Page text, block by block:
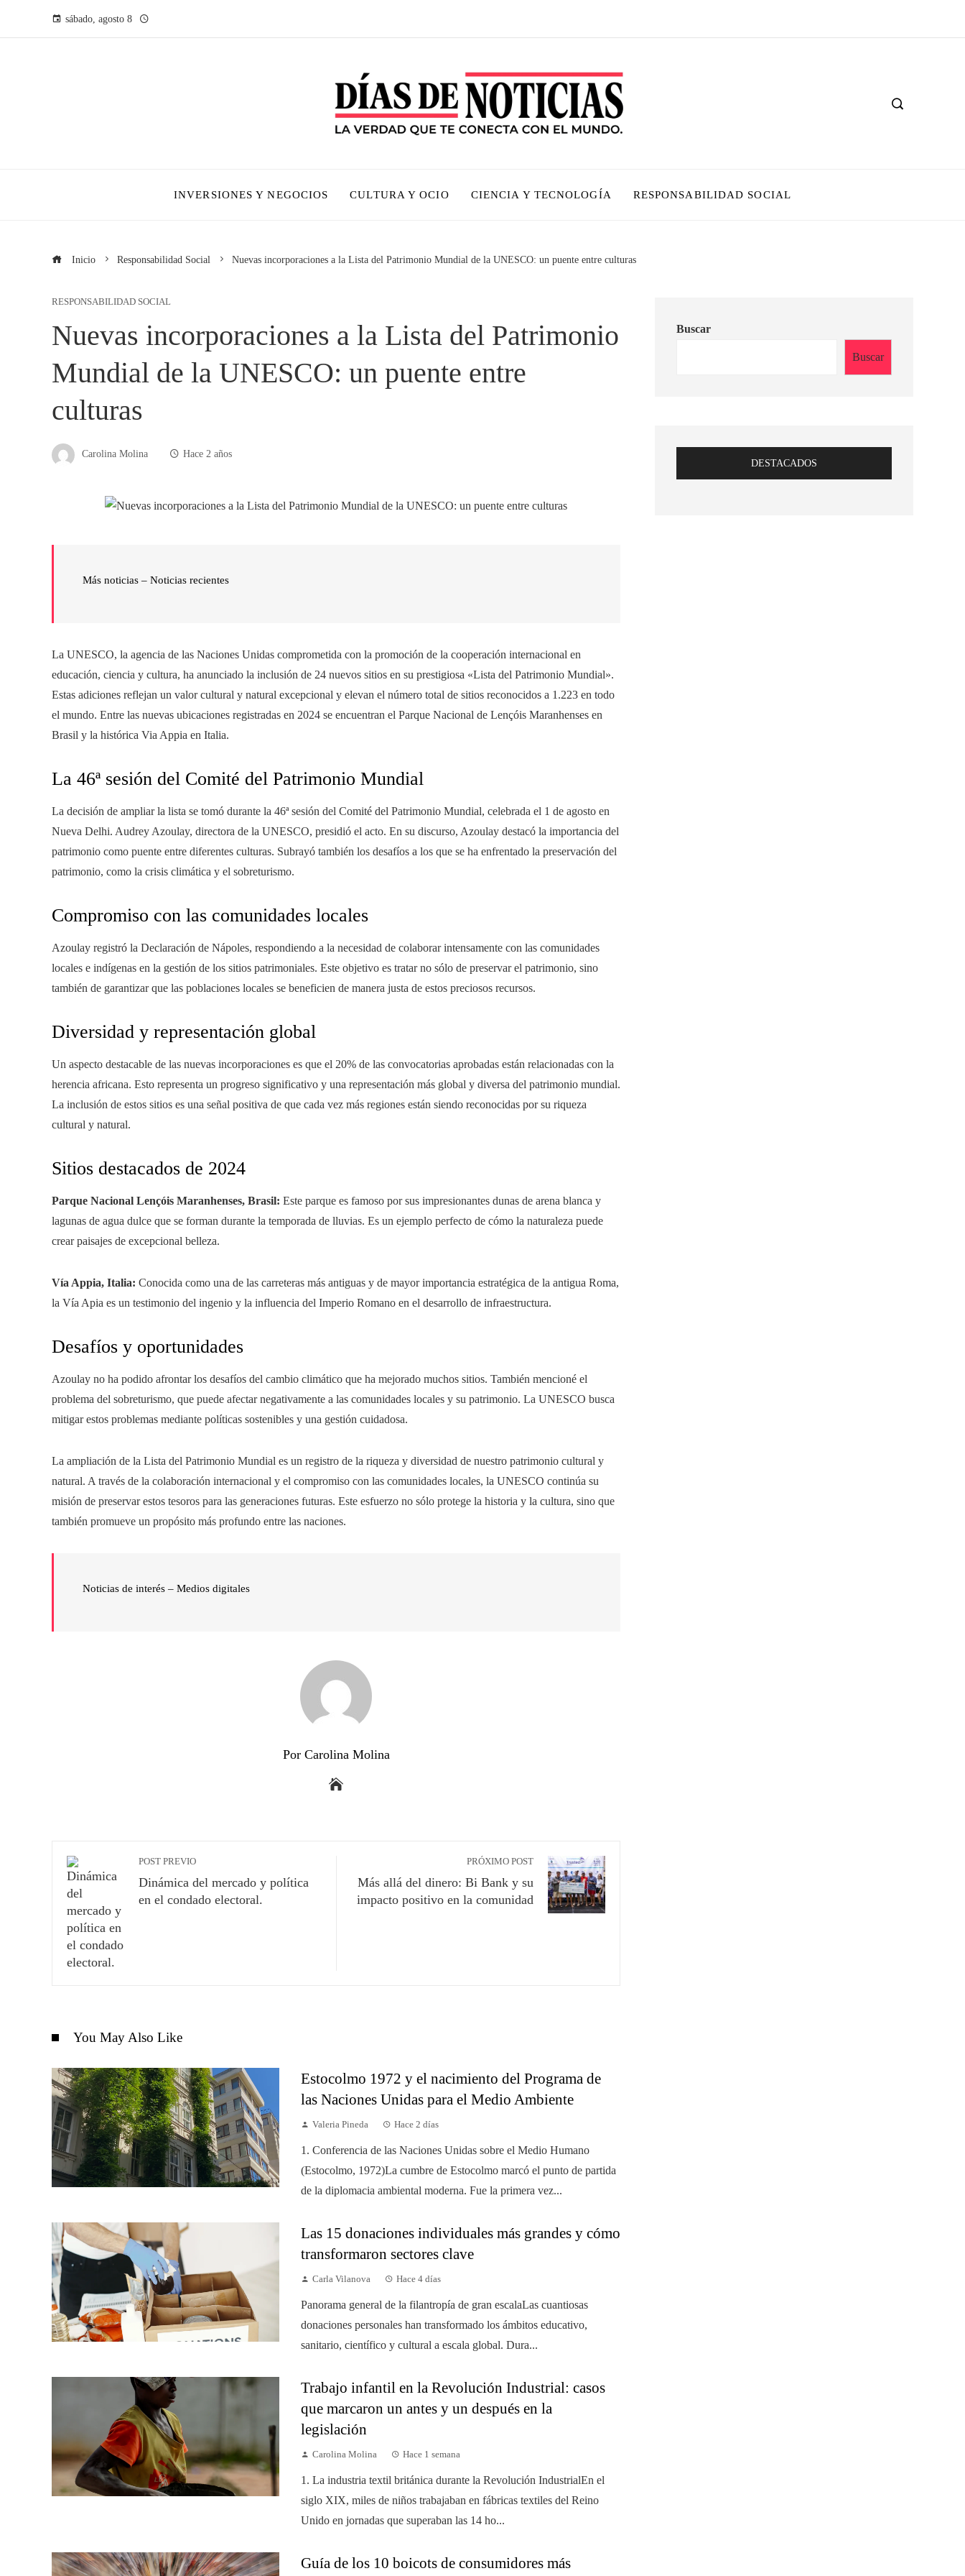
sábado, agosto 8
INVERSIONES Y NEGOCIOS CULTURA Y OCIO CIENCIA Y TECNOLOGÍA RESPONSABILIDAD SOCIAL
Inicio Responsabilidad Social Nuevas incorporaciones a la Lista del Patrimonio Mundial de la UNESCO: un puente entre culturas
RESPONSABILIDAD SOCIAL
Nuevas incorporaciones a la Lista del Patrimonio
Mundial de la UNESCO: un puente entre
culturas
Carolina Molina Hace 2 años
Más noticias – Noticias recientes
La UNESCO, la agencia de las Naciones Unidas comprometida con la promoción de la cooperación internacional en
educación, ciencia y cultura, ha anunciado la inclusión de 24 nuevos sitios en su prestigiosa «Lista del Patrimonio Mundial».
Estas adiciones reflejan un valor cultural y natural excepcional y elevan el número total de sitios reconocidos a 1.223 en todo
el mundo. Entre las nuevas ubicaciones registradas en 2024 se encuentran el Parque Nacional de Lençóis Maranhenses en
Brasil y la histórica Via Appia en Italia.
La 46ª sesión del Comité del Patrimonio Mundial
La decisión de ampliar la lista se tomó durante la 46ª sesión del Comité del Patrimonio Mundial, celebrada el 1 de agosto en
Nueva Delhi. Audrey Azoulay, directora de la UNESCO, presidió el acto. En su discurso, Azoulay destacó la importancia del
patrimonio como puente entre diferentes culturas. Subrayó también los desafíos a los que se ha enfrentado la preservación del
patrimonio, como la crisis climática y el sobreturismo.
Compromiso con las comunidades locales
Azoulay registró la Declaración de Nápoles, respondiendo a la necesidad de colaborar intensamente con las comunidades
locales e indígenas en la gestión de los sitios patrimoniales. Este objetivo es tratar no sólo de preservar el patrimonio, sino
también de garantizar que las poblaciones locales se beneficien de manera justa de estos preciosos recursos.
Diversidad y representación global
Un aspecto destacable de las nuevas incorporaciones es que el 20% de las convocatorias aprobadas están relacionadas con la
herencia africana. Esto representa un progreso significativo y una representación más global y diversa del patrimonio mundial.
La inclusión de estos sitios es una señal positiva de que cada vez más regiones están siendo reconocidas por su riqueza
cultural y natural.
Sitios destacados de 2024
Parque Nacional Lençóis Maranhenses, Brasil: Este parque es famoso por sus impresionantes dunas de arena blanca y
lagunas de agua dulce que se forman durante la temporada de lluvias. Es un ejemplo perfecto de cómo la naturaleza puede
crear paisajes de excepcional belleza.
Vía Appia, Italia: Conocida como una de las carreteras más antiguas y de mayor importancia estratégica de la antigua Roma,
la Vía Apia es un testimonio del ingenio y la influencia del Imperio Romano en el desarrollo de infraestructura.
Desafíos y oportunidades
Azoulay no ha podido afrontar los desafíos del cambio climático que ha mejorado muchos sitios. También mencioné el
problema del sobreturismo, que puede afectar negativamente a las comunidades locales y su patrimonio. La UNESCO busca
mitigar estos problemas mediante políticas sostenibles y una gestión cuidadosa.
La ampliación de la Lista del Patrimonio Mundial es un registro de la riqueza y diversidad de nuestro patrimonio cultural y
natural. A través de la colaboración internacional y el compromiso con las comunidades locales, la UNESCO continúa su
misión de preservar estos tesoros para las generaciones futuras. Este esfuerzo no sólo protege la historia y la cultura, sino que
también promueve un propósito más profundo entre las naciones.
Noticias de interés – Medios digitales
Por Carolina Molina
POST PREVIO
Dinámica del mercado y política
en el condado electoral.
PRÓXIMO POST
Más allá del dinero: Bi Bank y su
impacto positivo en la comunidad
You May Also Like
Estocolmo 1972 y el nacimiento del Programa de
las Naciones Unidas para el Medio Ambiente
Valeria Pineda Hace 2 días
1. Conferencia de las Naciones Unidas sobre el Medio Humano
(Estocolmo, 1972)La cumbre de Estocolmo marcó el punto de partida
de la diplomacia ambiental moderna. Fue la primera vez...
Las 15 donaciones individuales más grandes y cómo
transformaron sectores clave
Carla Vilanova Hace 4 días
Panorama general de la filantropía de gran escalaLas cuantiosas
donaciones personales han transformado los ámbitos educativo,
sanitario, científico y cultural a escala global. Dura...
Trabajo infantil en la Revolución Industrial: casos
que marcaron un antes y un después en la
legislación
Carolina Molina Hace 1 semana
1. La industria textil británica durante la Revolución IndustrialEn el
siglo XIX, miles de niños trabajaban en fábricas textiles del Reino
Unido en jornadas que superaban las 14 ho...
Guía de los 10 boicots de consumidores más
Buscar
Buscar
DESTACADOS